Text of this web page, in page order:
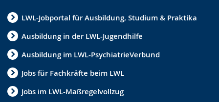
LWL-Jobportal für Ausbildung, Studium & Praktika
Ausbildung in der LWL-Jugendhilfe
Ausbildung im LWL-PsychiatrieVerbund
Jobs für Fachkräfte beim LWL
Jobs im LWL-Maßregelvollzug